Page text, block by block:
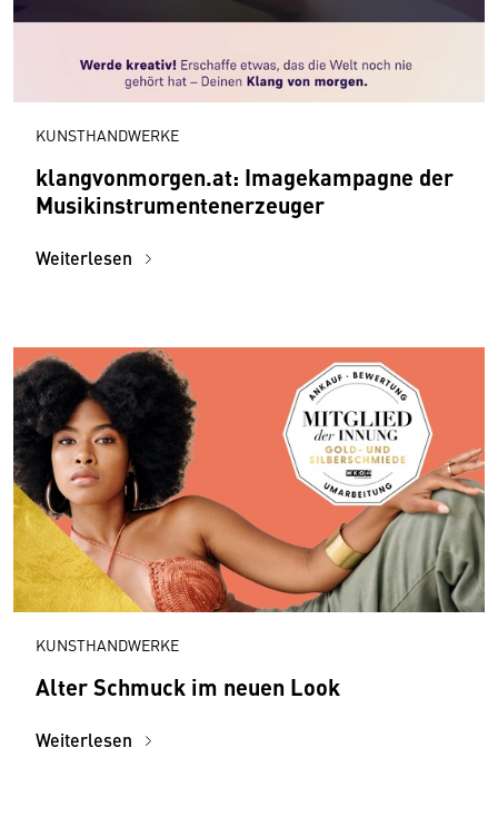
KUNSTHANDWERKE
klangvonmorgen.at: Image­kampagne der
Musik­instrumenten­erzeuger
Weiterlesen
KUNSTHANDWERKE
Alter Schmuck im neuen Look
Weiterlesen